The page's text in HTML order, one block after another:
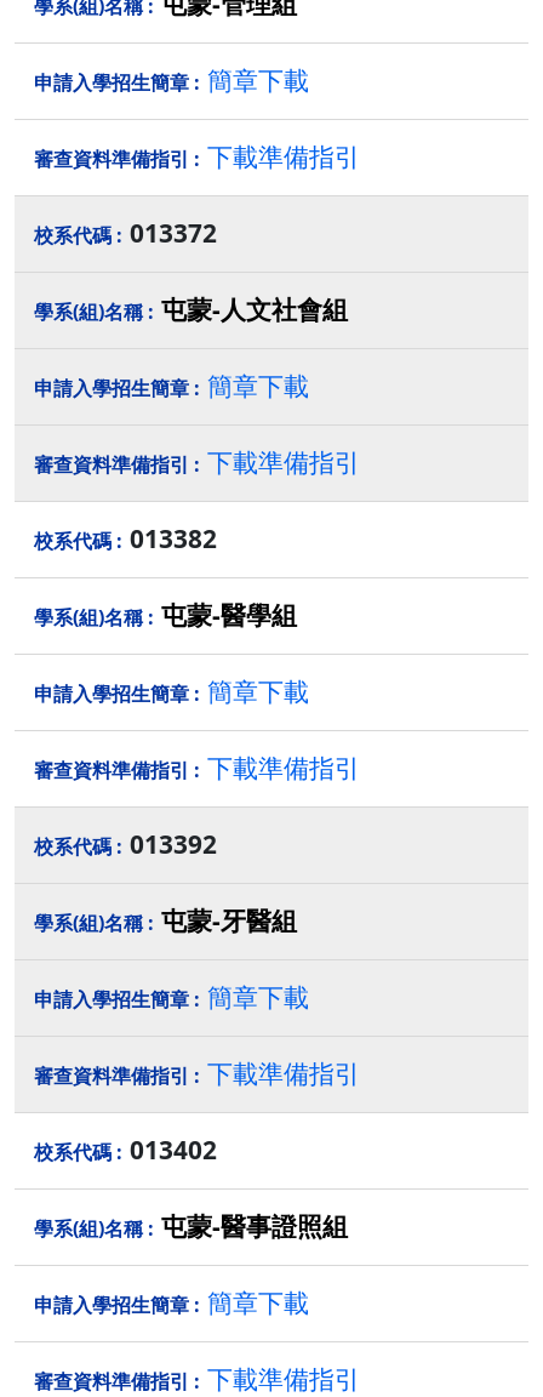
簡章下載
下載準備指引
013372
屯蒙-人文社會組
簡章下載
下載準備指引
013382
屯蒙-醫學組
簡章下載
下載準備指引
013392
屯蒙-牙醫組
簡章下載
下載準備指引
013402
屯蒙-醫事證照組
簡章下載
下載準備指引